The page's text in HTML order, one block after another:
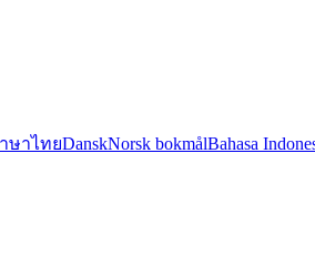
ษาไทยDanskNorsk bokmålBahasa